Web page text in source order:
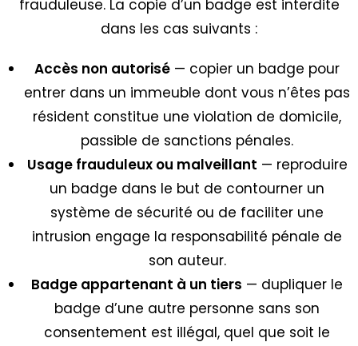
frauduleuse. La copie d’un badge est interdite
dans les cas suivants :
Accès non autorisé — copier un badge pour
entrer dans un immeuble dont vous n’êtes pas
résident constitue une violation de domicile,
passible de sanctions pénales.
Usage frauduleux ou malveillant — reproduire
un badge dans le but de contourner un
système de sécurité ou de faciliter une
intrusion engage la responsabilité pénale de
son auteur.
Badge appartenant à un tiers — dupliquer le
badge d’une autre personne sans son
consentement est illégal, quel que soit le